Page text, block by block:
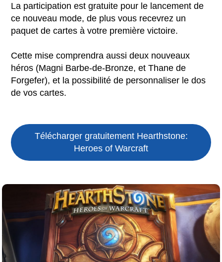
La participation est gratuite pour le lancement de
ce nouveau mode, de plus vous recevrez un
paquet de cartes à votre première victoire.
Cette mise comprendra aussi deux nouveaux
héros (Magni Barbe-de-Bronze, et Thane de
Forgefer), et la possibilité de personnaliser le dos
de vos cartes.
Télécharger gratuitement Hearthstone:
Heroes of Warcraft